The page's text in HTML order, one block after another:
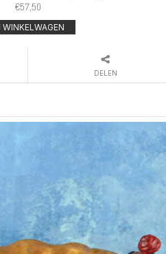
€57,50
WINKELWAGEN
DELEN